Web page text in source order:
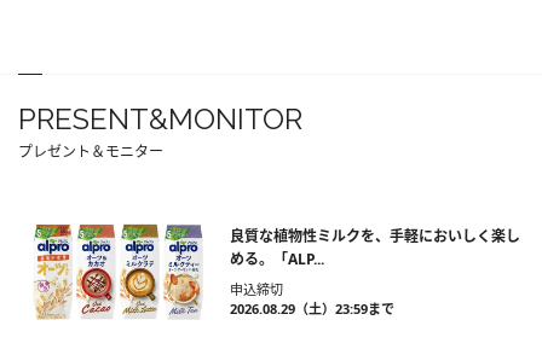
PRESENT&MONITOR
プレゼント＆モニター
良質な植物性ミルクを、手軽においしく楽し
める。「ALP...
申込締切
2026.08.29（土）23:59まで